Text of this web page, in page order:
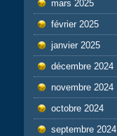
mars 2025
février 2025
janvier 2025
décembre 2024
novembre 2024
octobre 2024
septembre 2024